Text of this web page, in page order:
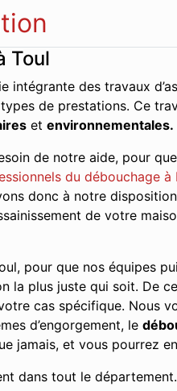
Toul
des travaux
de prestations. Ce
et environnementales.
de notre aide, pour
du débouchage à
donc à notre
de votre
pour que nos équipes
la plus juste qui soit. De
cas spécifique. Nous
d’engorgement, le
jamais, et vous pourrez
dans tout le département.